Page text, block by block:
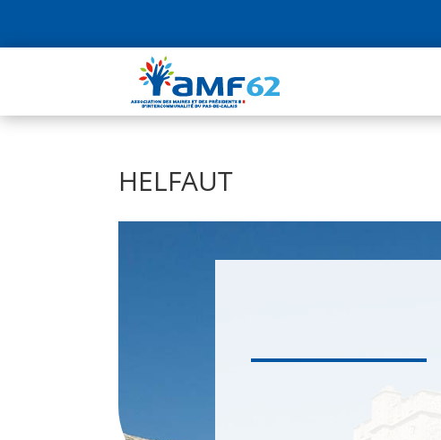
HELFAUT